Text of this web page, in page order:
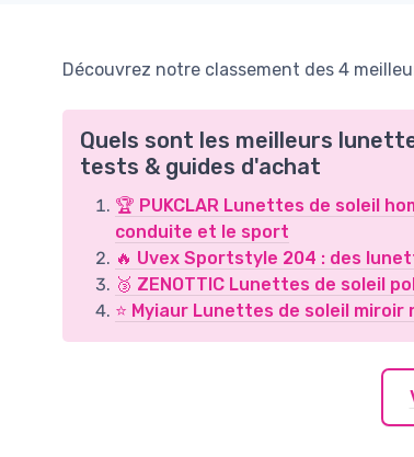
Découvrez notre classement des 4
Quels sont les meilleurs
tests & guides d'achat
🏆 PUKCLAR Lunettes de soleil
conduite et le sport
🔥 Uvex Sportstyle 204 : des
🥉 ZENOTTIC Lunettes de soleil
⭐ Myiaur Lunettes de soleil